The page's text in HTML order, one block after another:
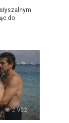
do
2 902